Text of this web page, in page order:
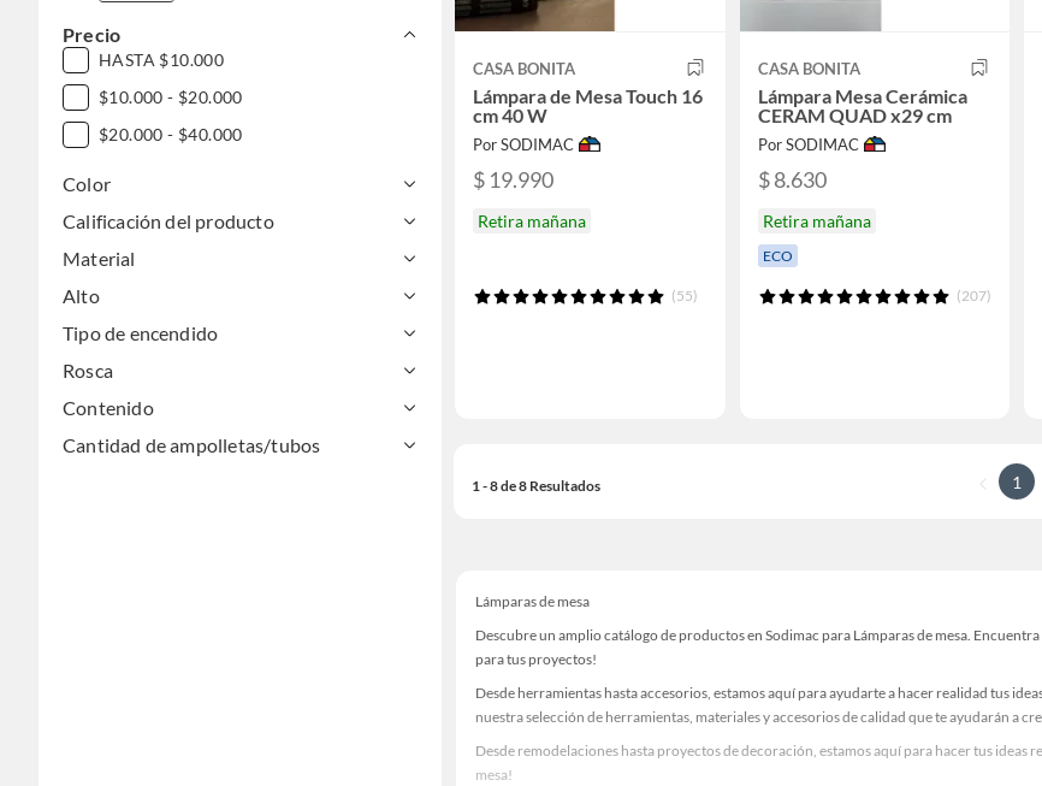
Precio
HASTA $10.000
$10.000 - $20.000
$20.000 - $40.000
Color
Calificación del producto
Material
Alto
Tipo de encendido
Rosca
Contenido
Cantidad de ampolletas/tubos
CASA BONITA
Lámpara de Mesa Touch 16
cm 40 W
Por SODIMAC
$ 19.990
Retira mañana
(55)
CASA BONITA
Lámpara Mesa Cerámica
CERAM QUAD x29 cm
Por SODIMAC
$ 8.630
Retira mañana
ECO
(207)
1 - 8 de 8 Resultados 1
Lámparas de mesa
Descubre un amplio catálogo de productos en Sodimac para Lámparas de mesa.
para tus proyectos!
Desde herramientas hasta accesorios, estamos aquí para ayudarte a hacer realidad tus
nuestra selección de herramientas, materiales y accesorios de calidad que te ayudarán a
Desde remodelaciones hasta proyectos de decoración, estamos aquí para hacer tus
mesa!